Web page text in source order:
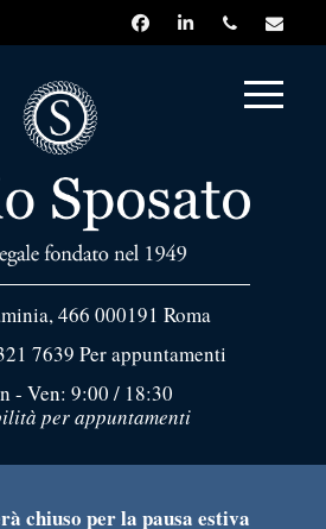
466 000191 Roma
7639 Per appuntamenti
- Ven: 9:00 / 18:30
per appuntamenti
chiuso per la pausa estiva